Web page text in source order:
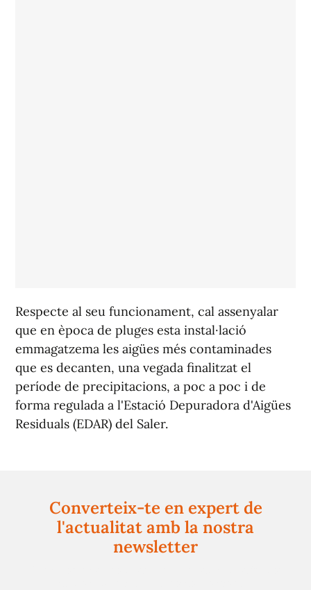
Respecte al seu funcionament, cal assenyalar
que en època de pluges esta instal·lació
emmagatzema les aigües més contaminades
que es decanten, una vegada finalitzat el
període de precipitacions, a poc a poc i de
forma regulada a l'Estació Depuradora d'Aigües
Residuals (EDAR) del Saler.
Converteix-te en expert de
l'actualitat amb la nostra
newsletter